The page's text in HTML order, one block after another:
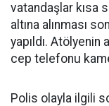
vatandaşlar kısa
altına alınması
yapıldı. Atölyenin
cep telefonu
Polis olayla ilgili